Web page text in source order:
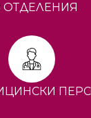
ОТДЕЛЕНИЯ